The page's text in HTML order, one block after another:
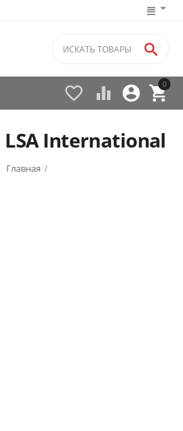
0


 

International
Главная /